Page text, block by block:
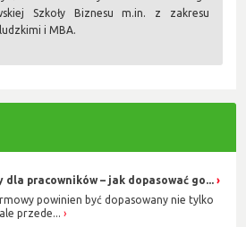
Szkoły Biznesu m.in. z zakresu
i MBA.
dla pracowników – jak dopasować go...
powinien być dopasowany nie tylko
przede...